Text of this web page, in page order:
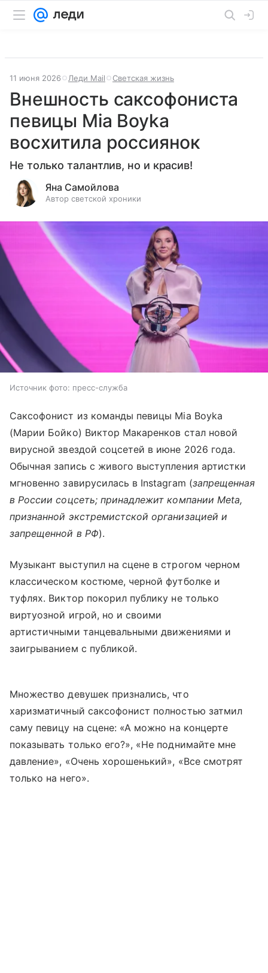
11 июня 2026 Леди Mail Светская жизнь
Внешность саксофониста
певицы Mia Boyka
восхитила россиянок
Не только талантлив, но и красив!
Яна Самойлова
Автор светской хроники
Источник фото: пресс-служба
Саксофонист из команды певицы Mia Boyka
(Марии Бойко) Виктор Макаренков стал новой
вирусной звездой соцсетей в июне 2026 года.
Обычная запись с живого выступления артистки
мгновенно завирусилась в Instagram (запрещенная
в России соцсеть; принадлежит компании Meta,
признанной экстремистской организацией и
запрещенной в РФ).
Музыкант выступил на сцене в строгом черном
классическом костюме, черной футболке и
туфлях. Виктор покорил публику не только
виртуозной игрой, но и своими
артистичными танцевальными движениями и
заигрыванием с публикой.
Множество девушек признались, что
харизматичный саксофонист полностью затмил
саму певицу на сцене: «А можно на концерте
показывать только его?», «Не поднимайте мне
давление», «Очень хорошенький», «Все смотрят
только на него».